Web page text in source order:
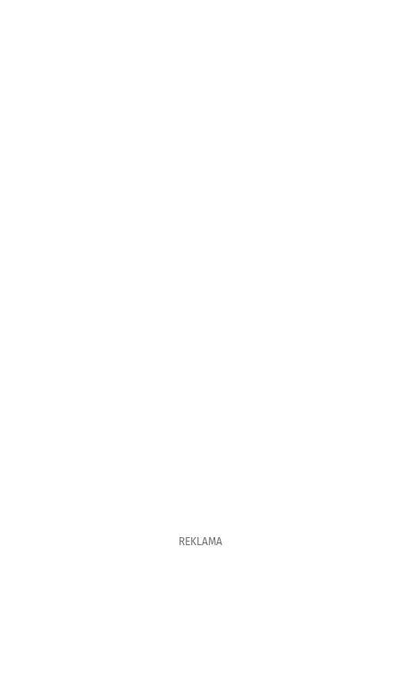
REKLAMA